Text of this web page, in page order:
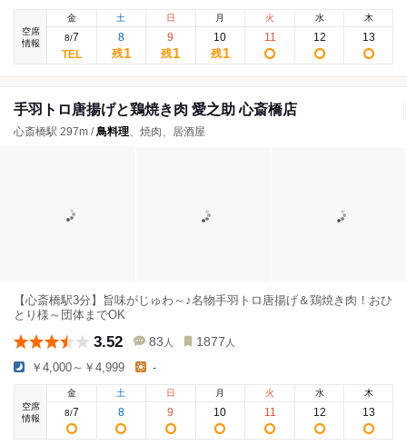
空席
情報
金
8/7
土
8
残1
日
9
残1
月
10
残1
火
11
水
12
木
13
手羽トロ唐揚げと鶏焼き肉 愛之助 心斎橋店
心斎橋駅 297m /鳥料理、焼肉、居酒屋
【心斎橋駅3分】旨味がじゅわ～♪名物手羽トロ唐揚げ＆鶏焼き肉！おひ
とり様～団体までOK
3.52 83 人 1877 人
￥4,000～￥4,999 -
空席
情報
金
8/7
土
8
日
9
月
10
火
11
水
12
木
13